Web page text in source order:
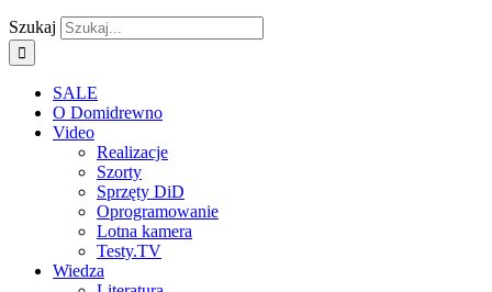
Szukaj
SALE
O Domidrewno
Video
Realizacje
Szorty
Sprzęty DiD
Oprogramowanie
Lotna kamera
Testy.TV
Wiedza